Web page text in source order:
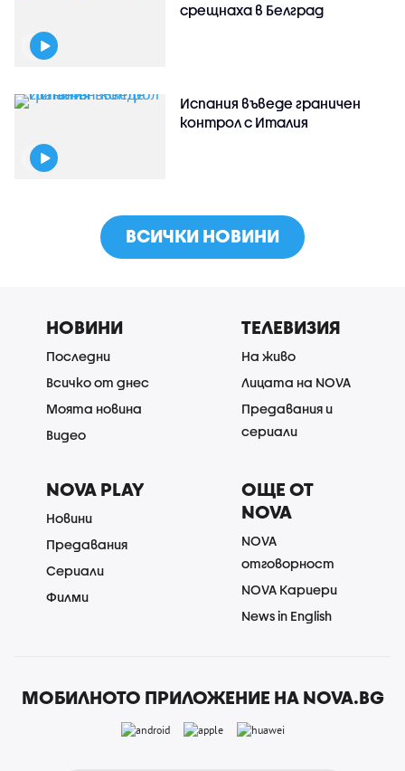
срещнаха в Белград
Испания въведе граничен
контрол с Италия
ВСИЧКИ НОВИНИ
НОВИНИ
Последни
Всичко от днес
Моята новина
Видео
ТЕЛЕВИЗИЯ
На живо
Лицата на NOVA
Предавания и
сериали
NOVA PLAY
Новини
Предавания
Сериали
Филми
ОЩЕ ОТ
NOVA
NOVA
отговорност
NOVA Кариери
News in English
МОБИЛНОТО ПРИЛОЖЕНИЕ НА NOVA.BG